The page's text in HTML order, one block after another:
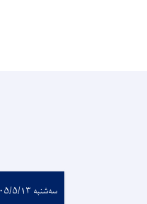
سه‌شنبه ۱۴۰۵/۵/۱۳ - ۱۴:۲۰